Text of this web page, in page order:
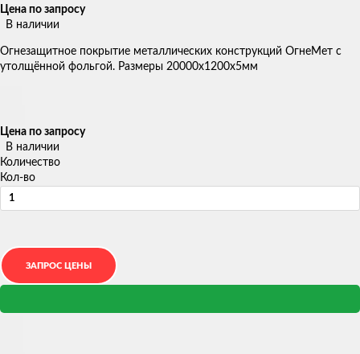
Цена по запросу
В наличии
Огнезащитное покрытие металлических конструкций ОгнеМет с
утолщённой фольгой. Размеры 20000х1200х5мм
Цена по запросу
В наличии
Количество
Кол-во